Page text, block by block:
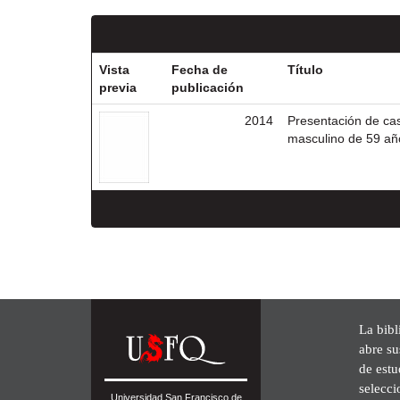
Vista
previa
Fecha de
publicación
Título
2014
Presentación de
masculino de 59
Universidad San Francisco de
La
abre
de